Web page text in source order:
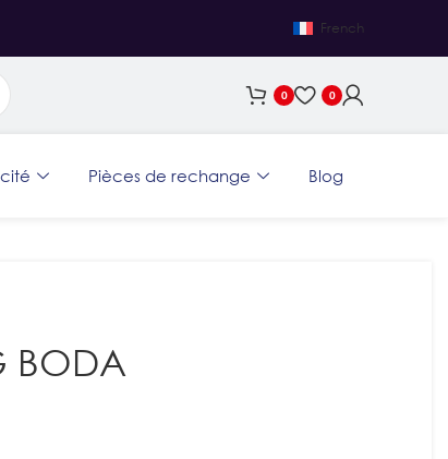
French
0 0
Pièces de rechange Blog
BODA